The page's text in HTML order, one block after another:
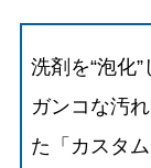
洗剤を“泡化
ガンコな汚
た「カスタ